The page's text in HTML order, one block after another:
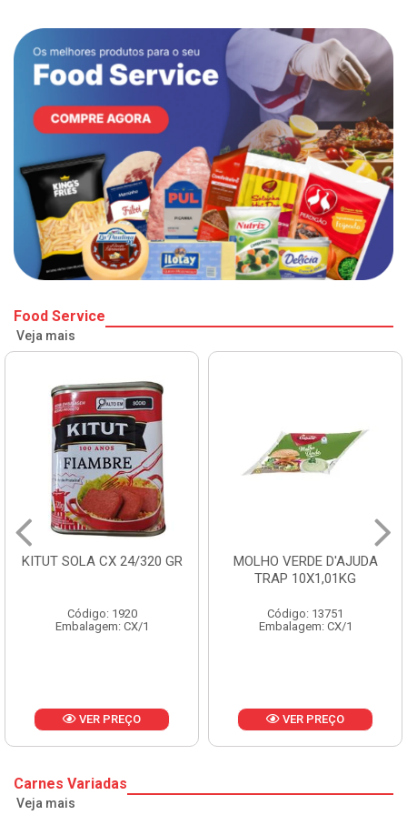
Food Service
Veja mais
MOLHO VERDE D'AJUDA
Código: 13751
Embalagem: CX/1
VER PREÇO
FRUTAS CRISTALIZADAS
CX 10KG
Código: 1785
Embalagem: KG/10
VER PREÇO
Carnes Variadas
Veja mais